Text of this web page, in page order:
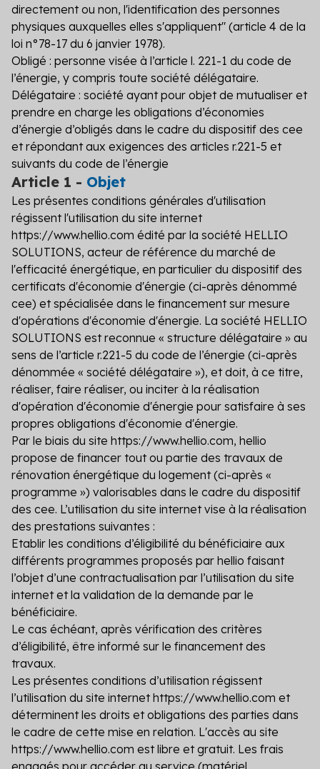
directement ou non, l'identification des personnes
physiques auxquelles elles s'appliquent" (article 4 de la
loi n°78-17 du 6 janvier 1978).
Obligé : personne visée à l’article l. 221-1 du code de
l’énergie, y compris toute société délégataire.
Délégataire : société ayant pour objet de mutualiser et
prendre en charge les obligations d’économies
d’énergie d’obligés dans le cadre du dispositif des cee
et répondant aux exigences des articles r.221-5 et
suivants du code de l’énergie
Article 1 - Objet
Les présentes conditions générales d'utilisation
régissent l'utilisation du site internet
https://www.hellio.com édité par la société HELLIO
SOLUTIONS, acteur de référence du marché de
l'efficacité énergétique, en particulier du dispositif des
certificats d'économie d'énergie (ci-après dénommé
cee) et spécialisée dans le financement sur mesure
d'opérations d'économie d'énergie. La société HELLIO
SOLUTIONS est reconnue « structure délégataire » au
sens de l’article r.221-5 du code de l’énergie (ci-après
dénommée « société délégataire »), et doit, à ce titre,
réaliser, faire réaliser, ou inciter à la réalisation
d'opération d'économie d'énergie pour satisfaire à ses
propres obligations d'économie d'énergie.
Par le biais du site https://www.hellio.com, hellio
propose de financer tout ou partie des travaux de
rénovation énergétique du logement (ci-après «
programme ») valorisables dans le cadre du dispositif
des cee. L’utilisation du site internet vise à la réalisation
des prestations suivantes :
Etablir les conditions d’éligibilité du bénéficiaire aux
différents programmes proposés par hellio faisant
l’objet d’une contractualisation par l’utilisation du site
internet et la validation de la demande par le
bénéficiaire.
Le cas échéant, après vérification des critères
d’éligibilité, être informé sur le financement des
travaux.
Les présentes conditions d’utilisation régissent
l’utilisation du site internet https://www.hellio.com et
déterminent les droits et obligations des parties dans
le cadre de cette mise en relation. L'accès au site
https://www.hellio.com est libre et gratuit. Les frais
engagés pour accéder au service (matériel